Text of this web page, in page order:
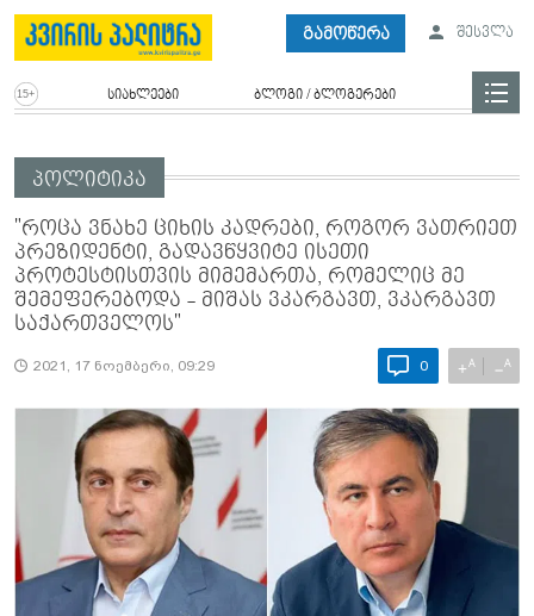
გამოწერა შესვლა
სიახლეები ბლოგი / ბლოგერები
პოლიტიკა
"როცა ვნახე ციხის კადრები, როგორ ვათრიეთ
პრეზიდენტი, გადავწყვიტე ისეთი
პროტესტისთვის მიმემართა, რომელიც მე
შემეფერებოდა - მიშას ვკარგავთ, ვკარგავთ
საქართველოს"
2021, 17 ნოემბერი, 09:29 0 +A −A